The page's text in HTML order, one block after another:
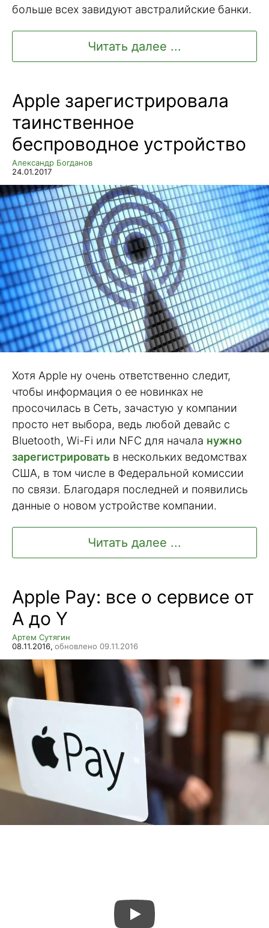
больше всех завидуют австралийские банки.
Читать далее ...
Apple зарегистрировала
таинственное
беспроводное устройство
Александр Богданов
24.01.2017
Хотя Apple ну очень ответственно следит,
чтобы информация о ее новинках не
просочилась в Сеть, зачастую у компании
просто нет выбора, ведь любой девайс с
Bluetooth, Wi-Fi или NFC для начала нужно
зарегистрировать в нескольких ведомствах
США, в том числе в Федеральной комиссии
по связи. Благодаря последней и появились
данные о новом устройстве компании.
Читать далее ...
Apple Pay: все о сервисе от
A до Y
Артем Сутягин
08.11.2016, обновлено 09.11.2016